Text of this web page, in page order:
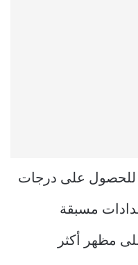
يمكنك التبديل بين Enhanced للحصول على درجات
مسبقة
مظهر أكثر